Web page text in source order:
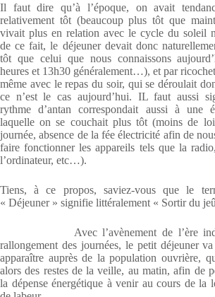
Il faut dire qu’à l’époque, on avait
relativement tôt (beaucoup plus tôt que
vivait plus en relation avec le cycle du soleil
de ce fait, le déjeuner devait donc
tôt que celui que nous connaissons
heures et 13h30 généralement…), et par
même avec le repas du soir, qui se déroulait
ce n’est le cas aujourd’hui. IL faut aussi
rythme d’antan correspondait aussi à une
laquelle on se couchait plus tôt (moins de
journée, absence de la fée électricité afin de
faire fonctionner les appareils tels que la
l’ordinateur, etc…).
Tiens, à ce propos, saviez-vous que le
« Déjeuner » signifie littéralement « Sortir du
Avec l’avènement de l’ère
rallongement des journées, le petit déjeuner
apparaître auprès de la population ouvrière,
alors des restes de la veille, au matin, afin de
la dépense énergétique à venir au cours de la